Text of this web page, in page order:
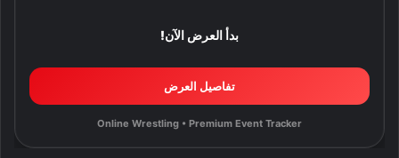
بدأ العرض الآن!
تفاصيل العرض
Online Wrestling • Premium Event Tracker